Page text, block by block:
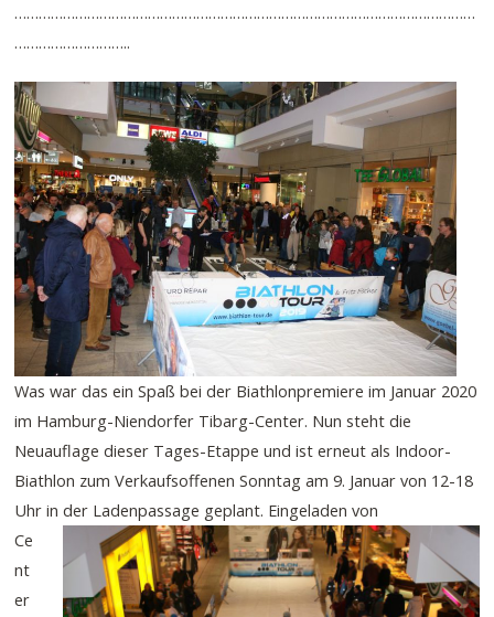
……………………………………………………………………………………………………
………………………..
Was war das ein Spaß bei der Biathlonpremiere im Januar 2020
im Hamburg-Niendorfer Tibarg-Center. Nun steht die
Neuauflage dieser Tages-Etappe und ist erneut als Indoor-
Biathlon zum Verkaufsoffenen Sonntag am 9. Januar von 12-18
Uhr in der Ladenpassage geplant. Eingeladen von
Ce
nt
er